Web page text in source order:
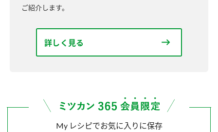
ご紹介します。
詳しく見る
My レシピでお気に入りに保存